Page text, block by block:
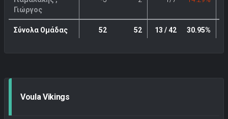
Γιώργος
Σύνολα Ομάδας 52 52 13 / 42 30.95%
Voula Vikings